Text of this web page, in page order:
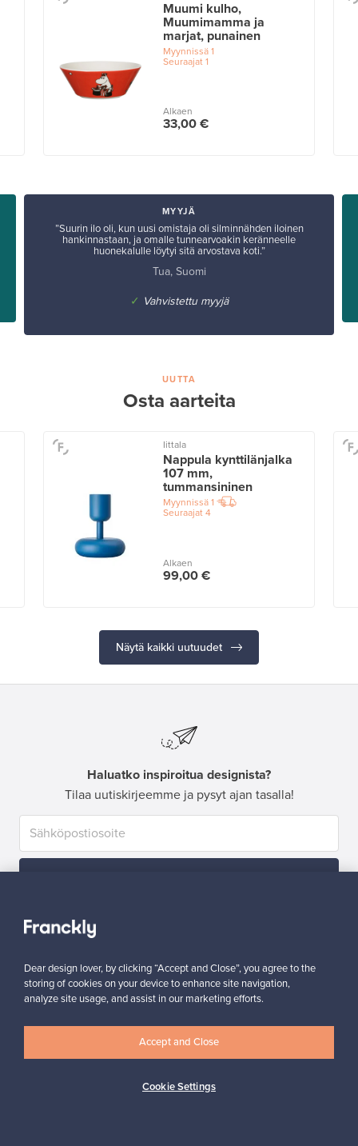
Muumi kulho,
Muumimamma ja
marjat, punainen
Myynnissä1
Seuraajat1
Alkaen
33,00 €
MYYJÄ
”Suurin ilo oli, kun uusi omistaja oli silminnähden iloinen
hankinnastaan, ja omalle tunnearvoakin keränneelle
huonekalulle löytyi sitä arvostava koti.”
Tua, Suomi
✓ Vahvistettu myyjä
UUTTA
Osta aarteita
Iittala
Nappula kynttilänjalka
107 mm,
tummansininen
Myynnissä1
Seuraajat4
Alkaen
99,00 €
Näytä kaikki uutuudet
Haluatko inspiroitua designista?
Tilaa uutiskirjeemme ja pysyt ajan tasalla!
Aitoa designia Turvalliset maksut
Dear design lover, by clicking “Accept and Close”, you agree to the
storing of cookies on your device to enhance site navigation,
analyze site usage, and assist in our marketing efforts.
Cookie Settings
Accept and Close